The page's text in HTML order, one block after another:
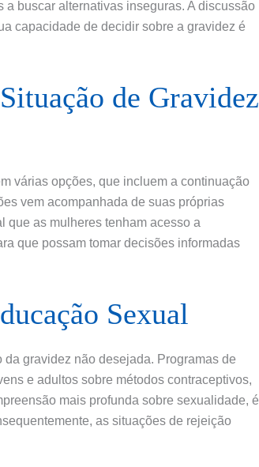
buscar alternativas inseguras. A discussão
capacidade de decidir sobre a gravidez é
de Gravidez
várias opções, que incluem a continuação
vem acompanhada de suas próprias
que as mulheres tenham acesso a
que possam tomar decisões informadas
Sexual
gravidez não desejada. Programas de
e adultos sobre métodos contraceptivos,
mais profunda sobre sexualidade, é
as situações de rejeição